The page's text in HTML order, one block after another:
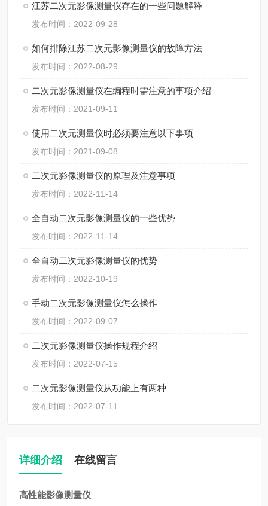
江苏二次元影像测量仪存在的一些问题解释
发布时间：2022-09-28
如何排除江苏二次元影像测量仪的故障方法
发布时间：2022-08-29
二次元影像测量仪在编程时需注意的事项介绍
发布时间：2021-09-11
使用二次元测量仪时必须要注意以下事项
发布时间：2021-09-08
二次元影像测量仪的原理及注意事项
发布时间：2022-11-14
全自动二次元影像测量仪的一些优势
发布时间：2022-11-14
全自动二次元影像测量仪的优势
发布时间：2022-10-19
手动二次元影像测量仪怎么操作
发布时间：2022-09-07
二次元影像测量仪操作规程介绍
发布时间：2022-07-15
二次元影像测量仪从功能上有两种
发布时间：2022-07-11
详细介绍 在线留言
高性能影像测量仪